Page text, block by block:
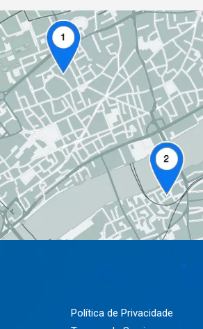
Política de Privacidade